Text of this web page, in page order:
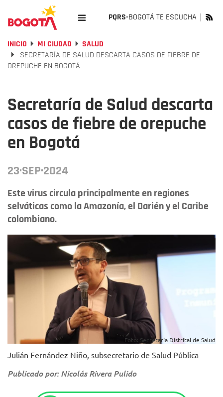
PQRS-BOGOTÁ TE ESCUCHA
INICIO MI CIUDAD
SALUD
SECRETARÍA DE SALUD DESCARTA CASOS DE FIEBRE DE
OREPUCHE EN BOGOTÁ
Secretaría de Salud descarta
casos de fiebre de orepuche
en Bogotá
23·SEP·2024
Este virus circula principalmente en regiones
selváticas como la Amazonía, el Darién y el Caribe
colombiano.
Foto: Secretaría Distrital de Salud
Julián Fernández Niño, subsecretario de Salud Pública
Publicado por: Nicolás Rivera Pulido